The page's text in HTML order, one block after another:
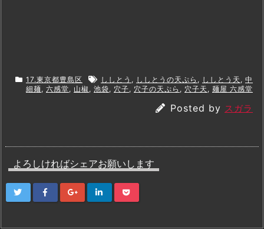
17.東京都豊島区 ししとう , ししとうの天ぷら , ししとう天 , 中
細麺, 六感堂, 山椒 , 池袋, 穴子, 穴子の天ぷら , 穴子天 , 麺屋 六感堂
Posted by スガラ
よろしければシェアお願いします